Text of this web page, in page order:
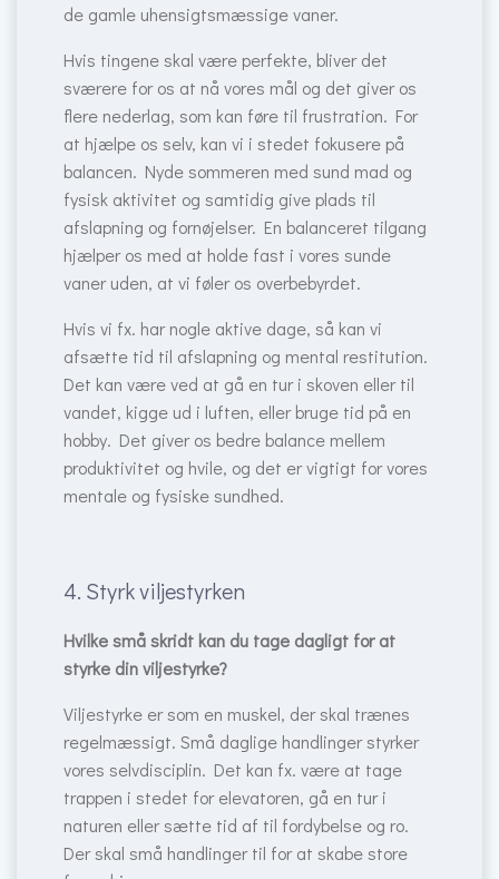
de gamle uhensigtsmæssige vaner.
Hvis tingene skal være perfekte, bliver det
sværere for os at nå vores mål og det giver os
flere nederlag, som kan føre til frustration. For
at hjælpe os selv, kan vi i stedet fokusere på
balancen. Nyde sommeren med sund mad og
fysisk aktivitet og samtidig give plads til
afslapning og fornøjelser. En balanceret tilgang
hjælper os med at holde fast i vores sunde
vaner uden, at vi føler os overbebyrdet.
Hvis vi fx. har nogle aktive dage, så kan vi
afsætte tid til afslapning og mental restitution.
Det kan være ved at gå en tur i skoven eller til
vandet, kigge ud i luften, eller bruge tid på en
hobby. Det giver os bedre balance mellem
produktivitet og hvile, og det er vigtigt for vores
mentale og fysiske sundhed.
4. Styrk viljestyrken
Hvilke små skridt kan du tage dagligt for at
styrke din viljestyrke?
Viljestyrke er som en muskel, der skal trænes
regelmæssigt. Små daglige handlinger styrker
vores selvdisciplin. Det kan fx. være at tage
trappen i stedet for elevatoren, gå en tur i
naturen eller sætte tid af til fordybelse og ro.
Der skal små handlinger til for at skabe store